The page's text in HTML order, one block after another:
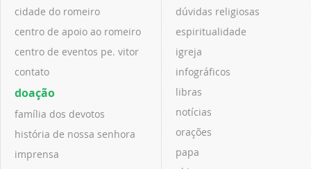
cidade do romeiro
centro de apoio ao romeiro
centro de eventos pe. vitor
contato
doação
família dos devotos
história de nossa senhora
imprensa
dúvidas religiosas
espiritualidade
igreja
infográficos
libras
notícias
orações
papa